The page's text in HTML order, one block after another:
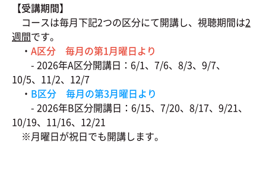
【受講期間】
コースは毎月下記2つの区分にて開講し、視聴期間は2
週間です。
・ A区分 毎月の第1月曜日より
- 2026年A区分開講日：6/1、7/6、8/3、9/7、
10/5、11/2、12/7
・ B区分 毎月の第3月曜日より
- 2026年B区分開講日：6/15、7/20、8/17、9/21、
10/19、11/16、12/21
※月曜日が祝日でも開講します。